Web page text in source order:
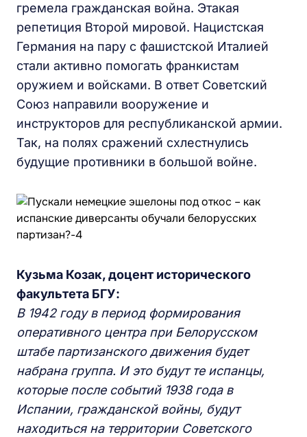
гремела гражданская война. Этакая
репетиция Второй мировой. Нацистская
Германия на пару с фашистской Италией
стали активно помогать франкистам
оружием и войсками. В ответ Советский
Союз направили вооружение и
инструкторов для республиканской армии.
Так, на полях сражений схлестнулись
будущие противники в большой войне.
Кузьма Козак, доцент исторического
факультета БГУ:
В 1942 году в период формирования
оперативного центра при Белорусском
штабе партизанского движения будет
набрана группа. И это будут те испанцы,
которыепосле событий 1938 года в
Испании, гражданской войны, будут
находиться на территории Советского